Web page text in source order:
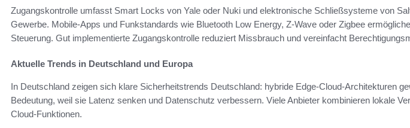
Zugangskontrolle umfasst Smart Locks von Yale oder Nuki und elektronische Schließsysteme von
Gewerbe. Mobile-Apps und Funkstandards wie Bluetooth Low Energy, Z-Wave oder Zigbee
Steuerung. Gut implementierte Zugangskontrolle reduziert Missbrauch und vereinfacht
Aktuelle Trends in Deutschland und Europa
In Deutschland zeigen sich klare Sicherheitstrends Deutschland: hybride Edge-Cloud-Architekturen
Bedeutung, weil sie Latenz senken und Datenschutz verbessern. Viele Anbieter kombinieren lokale
Cloud-Funktionen.